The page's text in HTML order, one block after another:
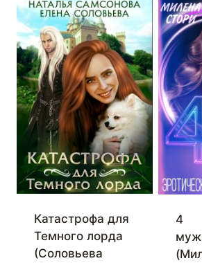
Катастрофа для
Темного лорда
(Соловьева
4